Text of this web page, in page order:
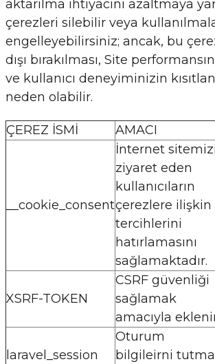
aktarılma ihtiyacını azaltmaya
çerezleri silebilir veya
engelleyebilirsiniz; ancak, bu
dışı bırakılması, Site
ve kullanıcı deneyiminizin
neden olabilir.
ÇEREZ İSMİ AMACI
__cookie_consent
İnternet sitemizi
ziyaret eden
kullanıcıların
çerezlere ilişkin
tercihlerini
hatırlamasını
sağlamaktadır.
XSRF-TOKEN
CSRF güvenliği
sağlamak
amacıyla
laravel_session
Oturum
bilgileirni